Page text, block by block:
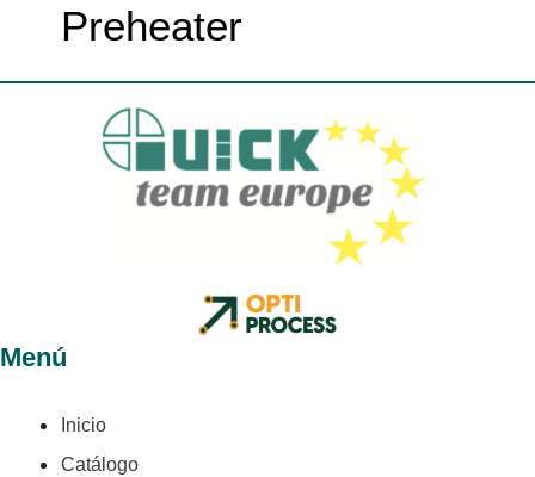
Preheater
Menú
Inicio
Catálogo